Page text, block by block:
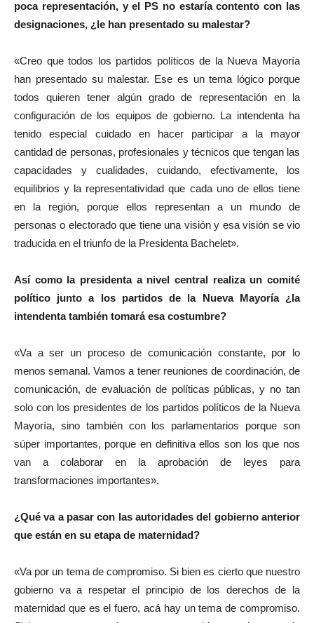
poca representación, y el PS no estaría contento con las
designaciones, ¿le han presentado su malestar?
«Creo que todos los partidos políticos de la Nueva Mayoría
han presentado su malestar. Ese es un tema lógico porque
todos quieren tener algún grado de representación en la
configuración de los equipos de gobierno. La intendenta ha
tenido especial cuidado en hacer participar a la mayor
cantidad de personas, profesionales y técnicos que tengan las
capacidades y cualidades, cuidando, efectivamente, los
equilibrios y la representatividad que cada uno de ellos tiene
en la región, porque ellos representan a un mundo de
personas o electorado que tiene una visión y esa visión se vio
traducida en el triunfo de la Presidenta Bachelet».
Así como la presidenta a nivel central realiza un comité
político junto a los partidos de la Nueva Mayoría ¿la
intendenta también tomará esa costumbre?
«Va a ser un proceso de comunicación constante, por lo
menos semanal. Vamos a tener reuniones de coordinación, de
comunicación, de evaluación de políticas públicas, y no tan
solo con los presidentes de los partidos políticos de la Nueva
Mayoría, sino también con los parlamentarios porque son
súper importantes, porque en definitiva ellos son los que nos
van a colaborar en la aprobación de leyes para
transformaciones importantes».
¿Qué va a pasar con las autoridades del gobierno anterior
que están en su etapa de maternidad?
«Va por un tema de compromiso. Si bien es cierto que nuestro
gobierno va a respetar el principio de los derechos de la
maternidad que es el fuero, acá hay un tema de compromiso.